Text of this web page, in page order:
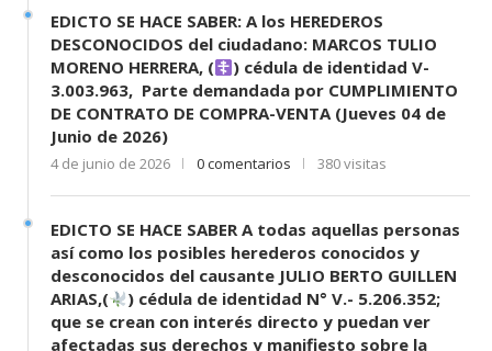
EDICTO SE HACE SABER: A los HEREDEROS
DESCONOCIDOS del ciudadano: MARCOS TULIO
MORENO HERRERA, (
) cédula de identidad V-
3.003.963, Parte demandada por CUMPLIMIENTO
DE CONTRATO DE COMPRA-VENTA (Jueves 04 de
Junio de 2026)
4 de junio de 2026 0 comentarios 380 visitas
EDICTO SE HACE SABER A todas aquellas personas
así como los posibles herederos conocidos y
desconocidos del causante JULIO BERTO GUILLEN
ARIAS,(
) cédula de identidad N° V.- 5.206.352;
que se crean con interés directo y puedan ver
afectadas sus derechos y manifiesto sobre la